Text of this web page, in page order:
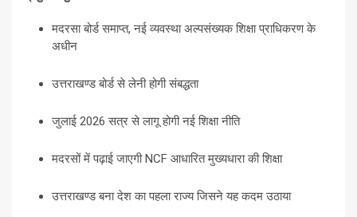
मदरसा बोर्ड समाप्त, नई व्यवस्था अल्पसंख्यक शिक्षा प्राधिकरण के
अधीन
उत्तराखण्ड बोर्ड से लेनी होगी संबद्धता
जुलाई 2026 सत्र से लागू होगी नई शिक्षा नीति
मदरसों में पढ़ाई जाएगी NCF आधारित मुख्यधारा की शिक्षा
उत्तराखण्ड बना देश का पहला राज्य जिसने यह कदम उठाया